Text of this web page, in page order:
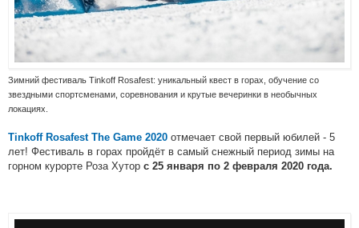
Зимний фестиваль Tinkoff Rosafest: уникальный квест в горах, обучение со
звездными спортсменами, соревнования и крутые вечеринки в необычных
локациях.
Tinkoff Rosafest The Game 2020 отмечает свой первый юбилей - 5
лет! Фестиваль в горах пройдёт в самый снежный период зимы на
горном курорте Роза Хутор с 25 января по 2 февраля 2020 года.